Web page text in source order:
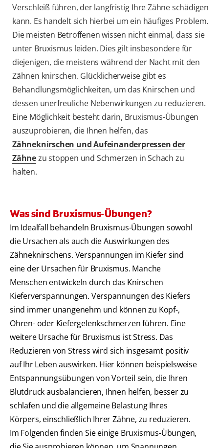
Verschleiß führen, der langfristig Ihre Zähne schädigen
kann. Es handelt sich hierbei um ein häufiges Problem.
Die meisten Betroffenen wissen nicht einmal, dass sie
unter Bruxismus leiden. Dies gilt insbesondere für
diejenigen, die meistens während der Nacht mit den
Zähnen knirschen. Glücklicherweise gibt es
Behandlungsmöglichkeiten, um das Knirschen und
dessen unerfreuliche Nebenwirkungen zu reduzieren.
Eine Möglichkeit besteht darin, Bruxismus-Übungen
auszuprobieren, die Ihnen helfen, das
Zähneknirschen und Aufeinanderpressen der
Zähnezu stoppen und Schmerzen in Schach zu
halten.
Was sind Bruxismus-Übungen?
Im Idealfall behandeln Bruxismus-Übungen sowohl
die Ursachen als auch die Auswirkungen des
Zähneknirschens. Verspannungen im Kiefer sind
eine der Ursachen für Bruxismus. Manche
Menschen entwickeln durch das Knirschen
Kieferverspannungen. Verspannungen des Kiefers
sind immer unangenehm und können zu Kopf-,
Ohren- oder Kiefergelenkschmerzen führen. Eine
weitere Ursache für Bruxismus ist Stress. Das
Reduzieren von Stress wird sich insgesamt positiv
auf Ihr Leben auswirken. Hier können beispielsweise
Entspannungsübungen von Vorteil sein, die Ihren
Blutdruck ausbalancieren, Ihnen helfen, besser zu
schlafen und die allgemeine Belastung Ihres
Körpers, einschließlich Ihrer Zähne, zu reduzieren.
Im Folgenden finden Sie einige Bruxismus-Übungen,